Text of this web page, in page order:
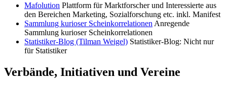
Mafolution Plattform für Marktforscher und Interessierte aus
den Bereichen Marketing, Sozialforschung etc. inkl. Manifest
Sammlung kurioser Scheinkorrelationen Anregende
Sammlung kurioser Scheinkorrelationen
Statistiker-Blog (Tilman Weigel) Statistiker-Blog: Nicht nur
für Statistiker
Verbände, Initiativen und Vereine